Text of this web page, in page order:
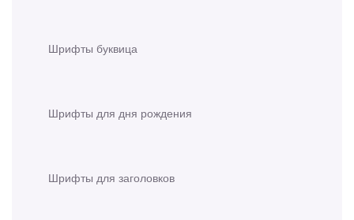
Шрифты буквица
Шрифты для дня рождения
Шрифты для заголовков